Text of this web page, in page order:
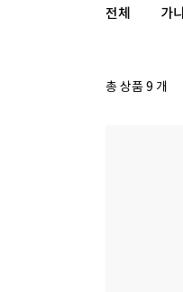
전체 가
총 상품 9 개